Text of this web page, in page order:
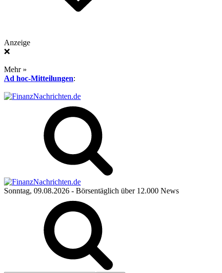
Anzeige
❌
Mehr »
Ad hoc-Mitteilungen:
Sonntag, 09.08.2026 - Börsentäglich über 12.000 News